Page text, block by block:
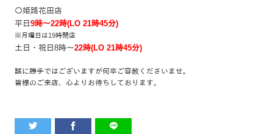
〇姫路花田店
平日 9時～22時(LO 21時45分)
※月曜日は19時閉店
土日・祝日8時～22時(LO 21時45分)
誠に勝手ではございますが何卒ご容赦くださいませ。
皆様のご来店、心よりお待ちしております。